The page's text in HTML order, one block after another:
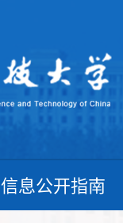
信息公开指南